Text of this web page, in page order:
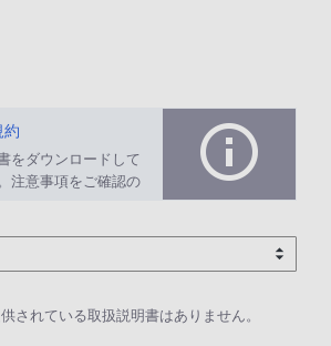
約
をダウンロードして
注意事項をご確認の
されている取扱説明書はありません。